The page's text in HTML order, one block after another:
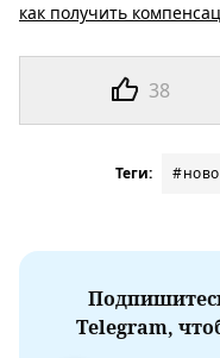
38
как получить
Теги:
Telegram,